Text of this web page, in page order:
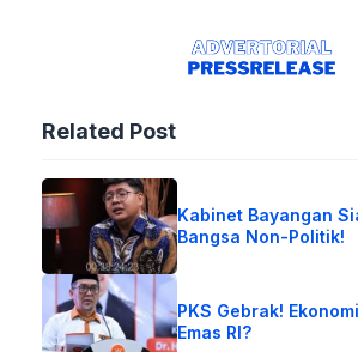
Related Post
Kabinet Bayangan
Bangsa Non-Politik!
PKS Gebrak!
Emas RI?